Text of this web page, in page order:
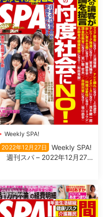
Weekly SPA!
2022年12月27日
Weekly SPA!
週刊スパ – 2022年12月27
日韓雜誌